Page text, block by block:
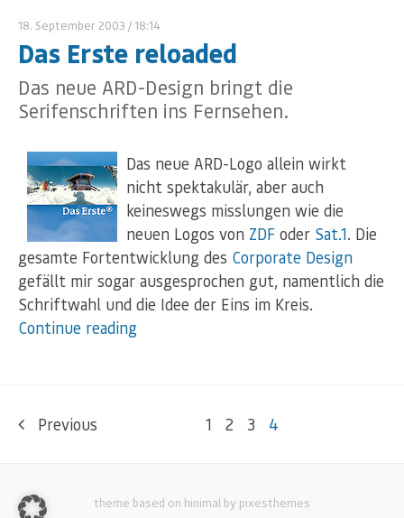
18. September 2003 / 18:14
Das Erste reloaded
Das neue ARD-Design bringt die
Serifenschriften ins Fernsehen.
Das neue ARD-Logo allein wirkt
nicht spektakulär, aber auch
keineswegs misslungen wie die
neuen Logos von ZDF oder Sat.1. Die
gesamte Fortentwicklung des Corporate Design
gefällt mir sogar ausgesprochen gut, namentlich die
Schriftwahl und die Idee der Eins im Kreis.
Continue reading
Previous 1 2 3 4
theme based on hinimal by pixesthemes